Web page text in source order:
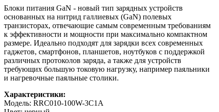
Блоки питания GaN - новый тип зарядных устройств
основанных на нитрид галлиевых (GaN) полевых
транзисторах, отвечающие самым современным требованиям
к эффективности и мощности при максимально компактном
размере. Идеально подходят для зарядки всех современных
гаджетов, смартфонов, планшетов, ноутбуков с поддержкой
различных протоколов заряда, а также для устройств
требующих большую токовую нагрузку, например паяльники
и нагревочные паяльные столики.
Характеристики:
Модель: RRC010-100W-3C1A